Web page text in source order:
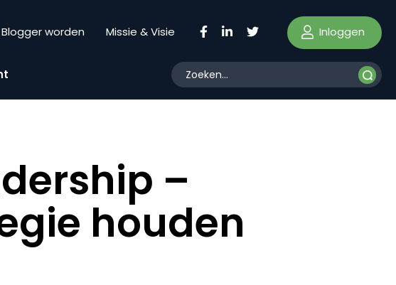
Blogger worden Missie & Visie Inloggen
–
houden